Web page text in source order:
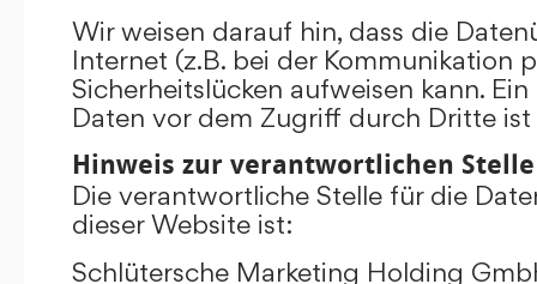
Wir weisen darauf hin, dass die
Internet (z.B. bei der Kommunikation
Sicherheitslücken aufweisen kann.
Daten vor dem Zugriff durch Dritte
Hinweis zur verantwortlichen Stelle
Die verantwortliche Stelle für die
dieser Website ist:
Schlütersche Marketing Holding